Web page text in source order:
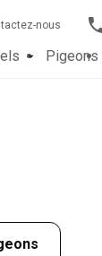
nous
Pigeons